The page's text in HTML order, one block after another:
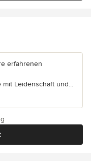
erfahrenen
Leidenschaft und...